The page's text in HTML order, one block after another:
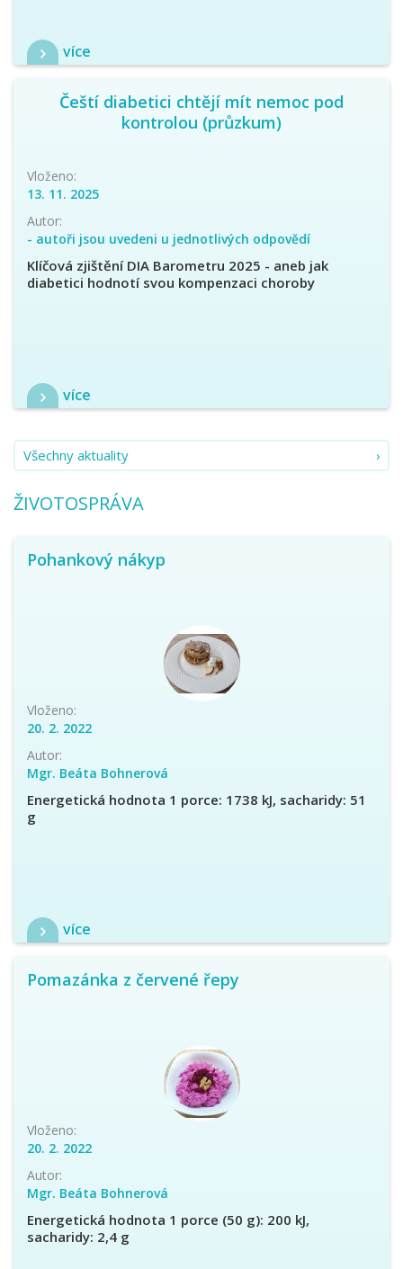
více
Čeští diabetici chtějí mít nemoc pod
kontrolou (průzkum)
Vloženo:
13. 11. 2025
Autor:
- autoři jsou uvedeni u jednotlivých odpovědí
Klíčová zjištění DIA Barometru 2025 - aneb jak
diabetici hodnotí svou kompenzaci choroby
více
Všechny aktuality
ŽIVOTOSPRÁVA
Pohankový nákyp
Vloženo:
20. 2. 2022
Autor:
Mgr. Beáta Bohnerová
Energetická hodnota 1 porce: 1738 kJ, sacharidy: 51
g
více
Pomazánka z červené řepy
Vloženo:
20. 2. 2022
Autor:
Mgr. Beáta Bohnerová
Energetická hodnota 1 porce (50 g): 200 kJ,
sacharidy: 2,4 g